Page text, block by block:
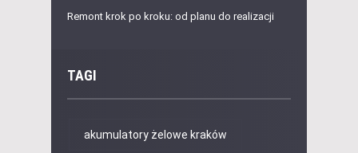
Remont krok po kroku: od planu do realizacji
TAGI
akumulatory żelowe kraków